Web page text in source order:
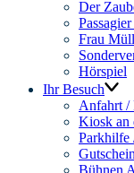
Der
Frau
Hörspiel
Ihr Besuch
Anfahrt /
Kiosk an
Parkhilfe
Bühnen